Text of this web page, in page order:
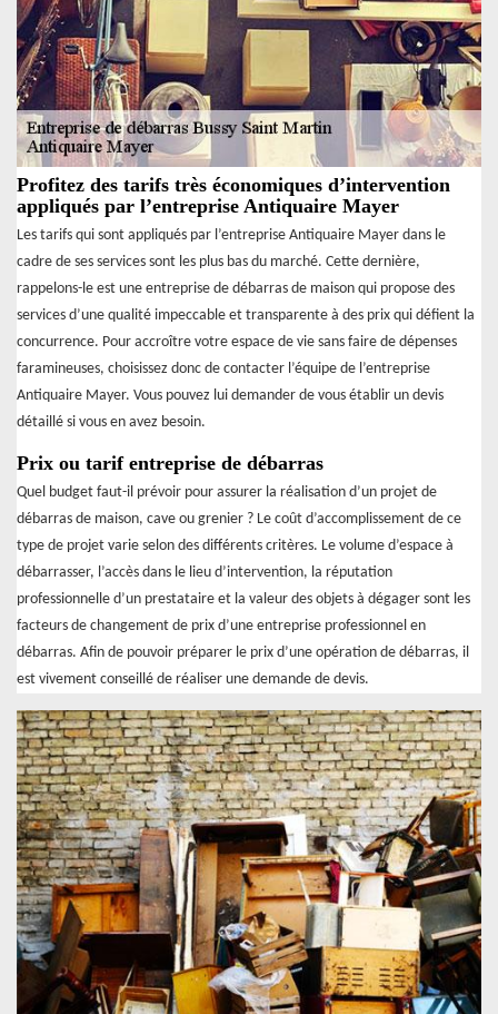
Profitez des tarifs très économiques d’intervention
appliqués par l’entreprise Antiquaire Mayer
Les tarifs qui sont appliqués par l’entreprise Antiquaire Mayer dans le
cadre de ses services sont les plus bas du marché. Cette dernière,
rappelons-le est une entreprise de débarras de maison qui propose des
services d’une qualité impeccable et transparente à des prix qui défient la
concurrence. Pour accroître votre espace de vie sans faire de dépenses
faramineuses, choisissez donc de contacter l’équipe de l’entreprise
Antiquaire Mayer. Vous pouvez lui demander de vous établir un devis
détaillé si vous en avez besoin.
Prix ou tarif entreprise de débarras
Quel budget faut-il prévoir pour assurer la réalisation d’un projet de
débarras de maison, cave ou grenier ? Le coût d’accomplissement de ce
type de projet varie selon des différents critères. Le volume d’espace à
débarrasser, l’accès dans le lieu d’intervention, la réputation
professionnelle d’un prestataire et la valeur des objets à dégager sont les
facteurs de changement de prix d’une entreprise professionnel en
débarras. Afin de pouvoir préparer le prix d’une opération de débarras, il
est vivement conseillé de réaliser une demande de devis.